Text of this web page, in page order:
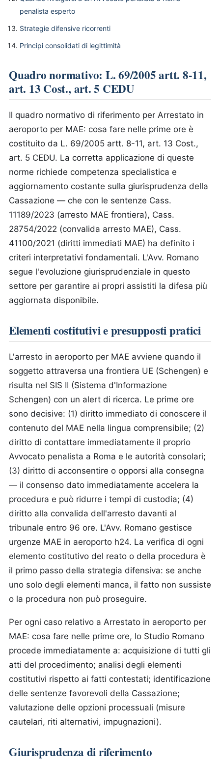
penalista esperto
Strategie difensive ricorrenti
Principi consolidati di legittimità
Quadro normativo: L. 69/2005 artt. 8-11,
art. 13 Cost., art. 5 CEDU
Il quadro normativo di riferimento per Arrestato in
aeroporto per MAE: cosa fare nelle prime ore è
costituito da L. 69/2005 artt. 8-11, art. 13 Cost.,
art. 5 CEDU. La corretta applicazione di queste
norme richiede competenza specialistica e
aggiornamento costante sulla giurisprudenza della
Cassazione — che con le sentenze Cass.
11189/2023 (arresto MAE frontiera), Cass.
28754/2022 (convalida arresto MAE), Cass.
41100/2021 (diritti immediati MAE) ha definito i
criteri interpretativi fondamentali. L'Avv. Romano
segue l'evoluzione giurisprudenziale in questo
settore per garantire ai propri assistiti la difesa più
aggiornata disponibile.
Elementi costitutivi e presupposti pratici
L'arresto in aeroporto per MAE avviene quando il
soggetto attraversa una frontiera UE (Schengen) e
risulta nel SIS II (Sistema d'Informazione
Schengen) con un alert di ricerca. Le prime ore
sono decisive: (1) diritto immediato di conoscere il
contenuto del MAE nella lingua comprensibile; (2)
diritto di contattare immediatamente il proprio
Avvocato penalista a Roma e le autorità consolari;
(3) diritto di acconsentire o opporsi alla consegna
— il consenso dato immediatamente accelera la
procedura e può ridurre i tempi di custodia; (4)
diritto alla convalida dell'arresto davanti al
tribunale entro 96 ore. L'Avv. Romano gestisce
urgenze MAE in aeroporto h24. La verifica di ogni
elemento costitutivo del reato o della procedura è
il primo passo della strategia difensiva: se anche
uno solo degli elementi manca, il fatto non sussiste
o la procedura non può proseguire.
Per ogni caso relativo a Arrestato in aeroporto per
MAE: cosa fare nelle prime ore, lo Studio Romano
procede immediatamente a: acquisizione di tutti gli
atti del procedimento; analisi degli elementi
costitutivi rispetto ai fatti contestati; identificazione
delle sentenze favorevoli della Cassazione;
valutazione delle opzioni processuali (misure
cautelari, riti alternativi, impugnazioni).
Giurisprudenza di riferimento